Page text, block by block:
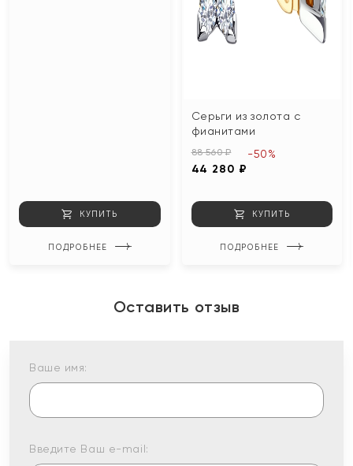
КУПИТЬ
ПОДРОБНЕЕ
Серьги из золота с
фианитами
88 560 ₽
44 280 ₽
-50%
КУПИТЬ
ПОДРОБНЕЕ
Оставить отзыв
Ваше имя:
Введите Ваш e-mail: